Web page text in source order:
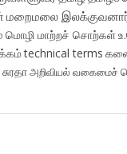
மறைமலை
மொழி மாற்றச் சொற்கள்
technical terms
சுரதாஅறிவியல் வகைமைச்